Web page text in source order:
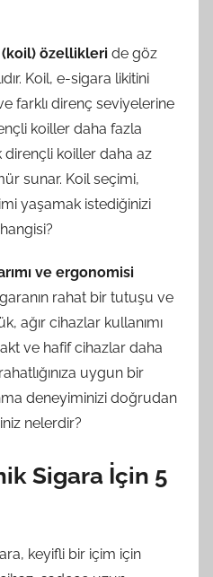
özellikleri de göz
Koil, e-sigara likitini
farklı direnç seviyelerine
koiller daha fazla
koiller daha az
sunar. Koil seçimi,
yaşamak istediğinizi
ve ergonomisi
rahat bir tutuşu ve
ağır cihazlar kullanımı
ve hafif cihazlar daha
uygun bir
deneyiminizi doğrudan
nelerdir?
Sigara İçin 5
keyifli bir içim için